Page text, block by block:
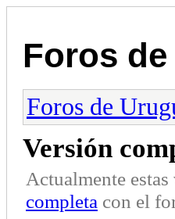
Foros
Foros de
Versión
Actualmente
completa con el